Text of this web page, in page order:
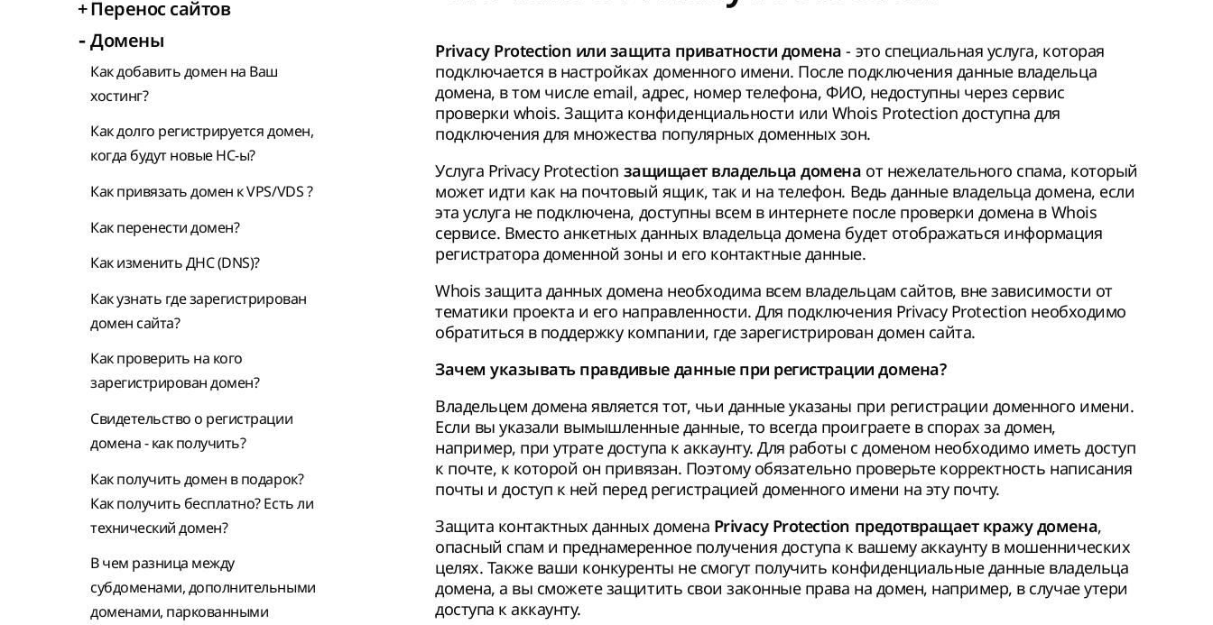
+Перенос сайтов
- Домены
Как добавить домен на Ваш
хостинг?
Как долго регистрируется домен,
когда будут новые НС-ы?
Как привязать домен к VPS/VDS ?
Как перенести домен?
Как изменить ДНС (DNS)?
Как узнать где зарегистрирован
домен сайта?
Как проверить на кого
зарегистрирован домен?
Свидетельство о регистрации
домена - как получить?
Как получить домен в подарок?
Как получить бесплатно? Есть ли
технический домен?
В чем разница между
субдоменами, дополнительными
доменами, паркованными
Privacy Protection или защита приватности домена - это специальная услуга, которая
подключается в настройках доменного имени. После подключения данные владельца
домена, в том числе email, адрес, номер телефона, ФИО, недоступны через сервис
проверки whois. Защита конфиденциальности или Whois Protection доступна для
подключения для множества популярных доменных зон.
Услуга Privacy Protection защищает владельца домена от нежелательного спама, который
может идти как на почтовый ящик, так и на телефон. Ведь данные владельца домена, если
эта услуга не подключена, доступны всем в интернете после проверки домена в Whois
сервисе. Вместо анкетных данных владельца домена будет отображаться информация
регистратора доменной зоны и его контактные данные.
Whois защита данных домена необходима всем владельцам сайтов, вне зависимости от
тематики проекта и его направленности. Для подключения Privacy Protection необходимо
обратиться в поддержку компании, где зарегистрирован домен сайта.
Зачем указывать правдивые данные при регистрации домена?
Владельцем домена является тот, чьи данные указаны при регистрации доменного имени.
Если вы указали вымышленные данные, то всегда проиграете в спорах за домен,
например, при утрате доступа к аккаунту. Для работы с доменом необходимо иметь доступ
к почте, к которой он привязан. Поэтому обязательно проверьте корректность написания
почты и доступ к ней перед регистрацией доменного имени на эту почту.
Защита контактных данных домена Privacy Protection предотвращает кражу домена,
опасный спам и преднамеренное получения доступа к вашему аккаунту в мошеннических
целях. Также ваши конкуренты не смогут получить конфиденциальные данные владельца
домена, а вы сможете защитить свои законные права на домен, например, в случае утери
доступа к аккаунту.